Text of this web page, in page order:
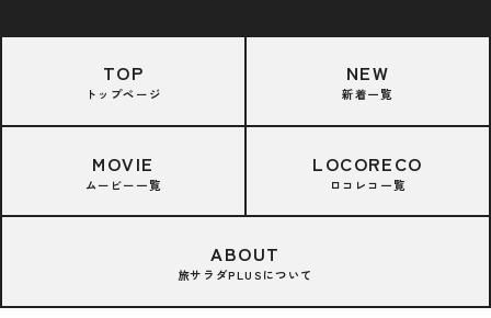
TOP
トップページ
NEW
新着一覧
MOVIE
ムービー一覧
LOCORECO
ロコレコ一覧
ABOUT
旅サラダPLUSについて